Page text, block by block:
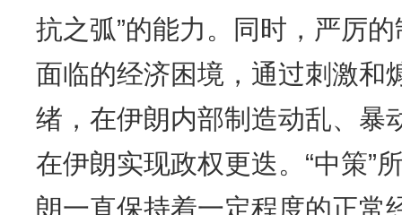
抗之弧”的能力。同时，严厉
面临的经济困境，通过刺激和
绪，在伊朗内部制造动乱、暴
在伊朗实现政权更迭。“中策”
朗一直保持着一定程度的正常